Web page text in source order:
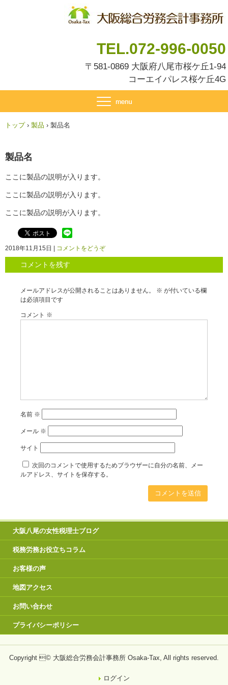
TEL.072-996-0050
〒581-0869 大阪府八尾市桜ケ丘1-94
コーエイパレス桜ケ丘4G
トップ › 製品 › 製品名
製品名
ここに製品の説明が入ります。
ここに製品の説明が入ります。
ここに製品の説明が入ります。
2018年11月15日 コメントをどうぞ
コメントを残す
メールアドレスが公開されることはありません。 ※ が付いている欄
は必須項目です
コメント ※
名前 ※
メール ※
サイト
次回のコメントで使用するためブラウザーに自分の名前、メー
ルアドレス、サイトを保存する。
大阪八尾の女性税理士ブログ
税務労務お役立ちコラム
お客様の声
地図アクセス
お問い合わせ
プライバシーポリシー
Copyright © 大阪総合労務会計事務所 Osaka-Tax, All rights reserved.
ログイン